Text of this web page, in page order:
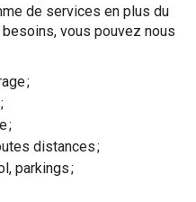
de services en plus du
vous pouvez nous
;
;
distances ;
parkings ;